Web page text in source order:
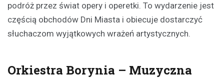
podróż przez świat opery i operetki. To wydarzenie jest
częścią obchodów Dni Miasta i obiecuje dostarczyć
słuchaczom wyjątkowych wrażeń artystycznych.
Orkiestra Borynia – Muzyczna